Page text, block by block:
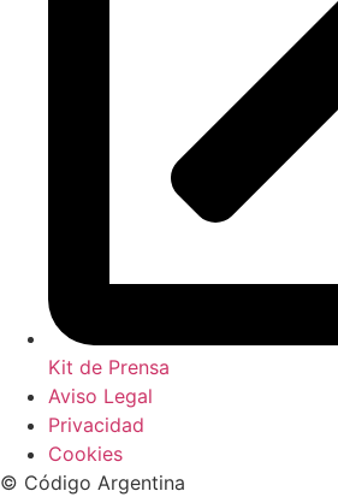
Kit de Prensa
Aviso Legal
Privacidad
Cookies
© Código Argentina